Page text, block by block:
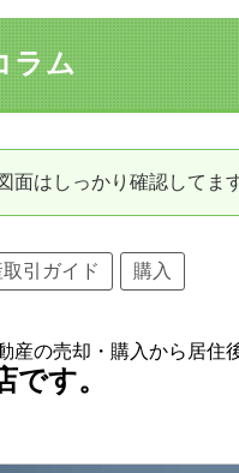
はじめての
売却前の修
仲介による不
不動産の残代
いて
入 中古だから
ラム
面はしっかり確認してま
引ガイド
購入
産の売却・購入から居
です。